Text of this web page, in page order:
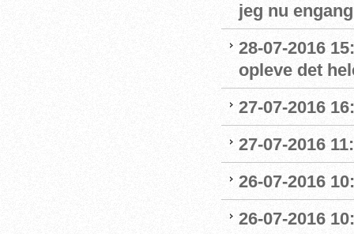
jeg nu
28-07-2016
opleve det
27-07-2016
27-07-2016
26-07-2016
26-07-2016